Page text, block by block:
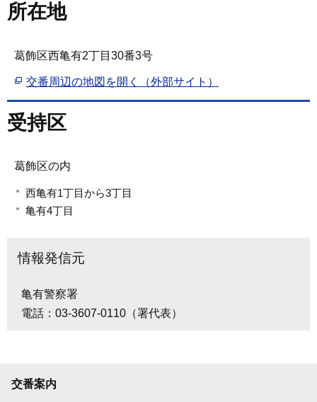
所在地
葛飾区西亀有2丁目30番3号
交番周辺の地図を開く（外部サイト）
受持区
葛飾区の内
西亀有1丁目から3丁目
亀有4丁目
情報発信元
亀有警察署
電話：03-3607-0110（署代表）
交番案内